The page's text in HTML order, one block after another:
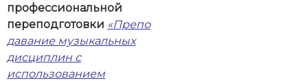
профессиональной
переподготовки «Препо
давание музыкальных
дисциплин с
использованием